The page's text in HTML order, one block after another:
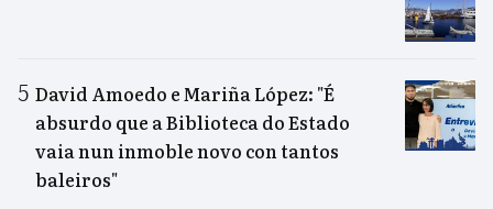
David Amoedo e Mariña López: "É
absurdo que a Biblioteca do Estado
vaia nun inmoble novo con tantos
baleiros"